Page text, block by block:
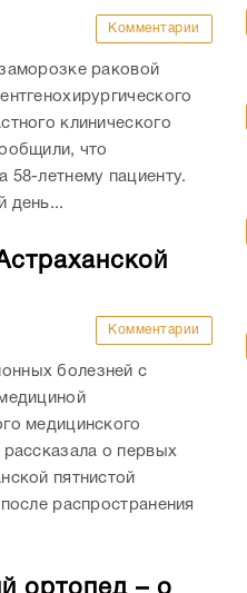
Комментарии
раковой
клинического
что
58-летнему пациенту.
день...
Комментарии
болезней с
медицинского
рассказала о первых
пятнистой
распространения